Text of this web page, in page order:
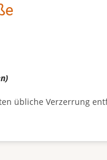
übliche Verzerrung